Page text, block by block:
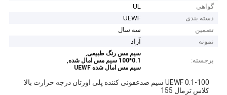
گواهی
UL
دسته بندی
UEWF
تضمین
سه سال
نمونه
آزاد
برجسته:
سیم مس رنگ طبیعی,
0.1*100 سیم مس امال شده ,
سیم مس امال شده UEWF
0.1-100 UEWF سیم ضدعفونی کننده پلی اورتان درجه حرارت بالا
کلاس ترمال 155